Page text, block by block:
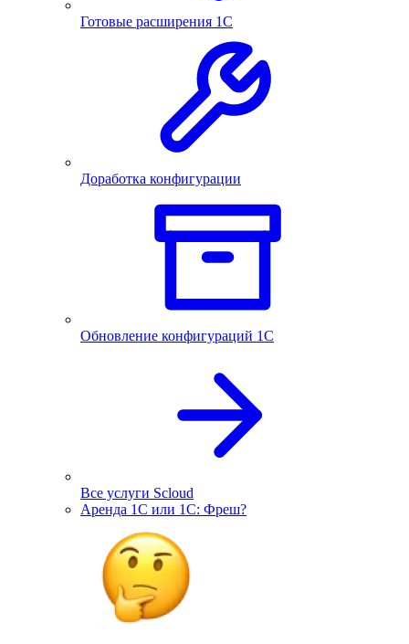
Готовые расширения 1С
Доработка конфигурации
Обновление конфигураций 1С
Все услуги Scloud
Аренда 1С или 1С: Фреш?